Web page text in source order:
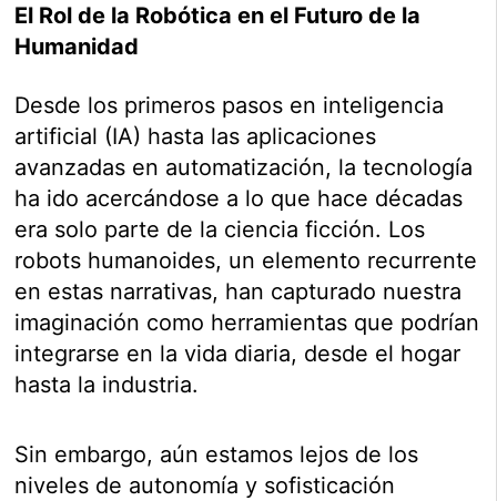
El Rol de la Robótica en el Futuro de la
Humanidad
Desde los primeros pasos en inteligencia
artificial (IA) hasta las aplicaciones
avanzadas en automatización, la tecnología
ha ido acercándose a lo que hace décadas
era solo parte de la ciencia ficción. Los
robots humanoides, un elemento recurrente
en estas narrativas, han capturado nuestra
imaginación como herramientas que podrían
integrarse en la vida diaria, desde el hogar
hasta la industria.
Sin embargo, aún estamos lejos de los
niveles de autonomía y sofisticación